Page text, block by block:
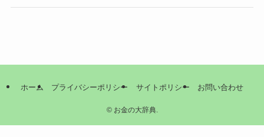
ホーム プライバシーポリシー サイトポリシー お問い合わせ
©お金の大辞典.